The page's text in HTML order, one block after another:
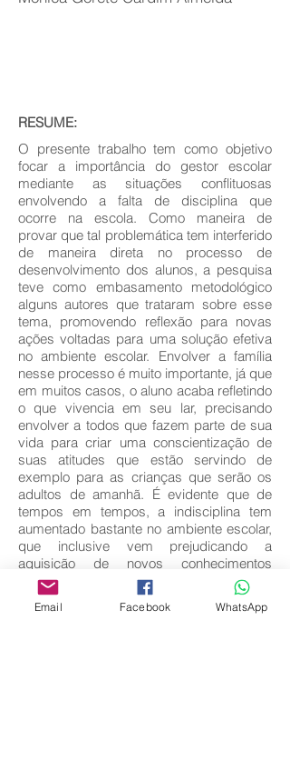
RESUME:
O presente trabalho tem como objetivo
focar a importância do gestor escolar
mediante as situações conflituosas
envolvendo a falta de disciplina que
ocorre na escola. Como maneira de
provar que tal problemática tem interferido
de maneira direta no processo de
desenvolvimento dos alunos, a pesquisa
teve como embasamento metodológico
alguns autores que trataram sobre esse
tema, promovendo reflexão para novas
ações voltadas para uma solução efetiva
no ambiente escolar. Envolver a família
nesse processo é muito importante, já que
em muitos casos, o aluno acaba refletindo
o que vivencia em seu lar, precisando
envolver a todos que fazem parte de sua
vida para criar uma conscientização de
suas atitudes que estão servindo de
exemplo para as crianças que serão os
adultos de amanhã. É evidente que de
tempos em tempos, a indisciplina tem
aumentado bastante no ambiente escolar,
que inclusive vem prejudicando a
aquisição de novos conhecimentos
necessários para o seu desenvolvimento
como cidadão capaz de pensar e agir
criticamente.
Email Facebook WhatsApp